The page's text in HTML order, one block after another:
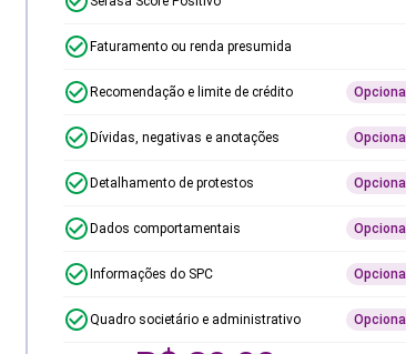
Faturamento ou renda presumida
Recomendação e limite de crédito Opcional
Dívidas, negativas e anotações Opcional
Detalhamento de protestos Opcional
Dados comportamentais Opcional
Informações do SPC Opcional
Quadro societário e administrativo Opcional